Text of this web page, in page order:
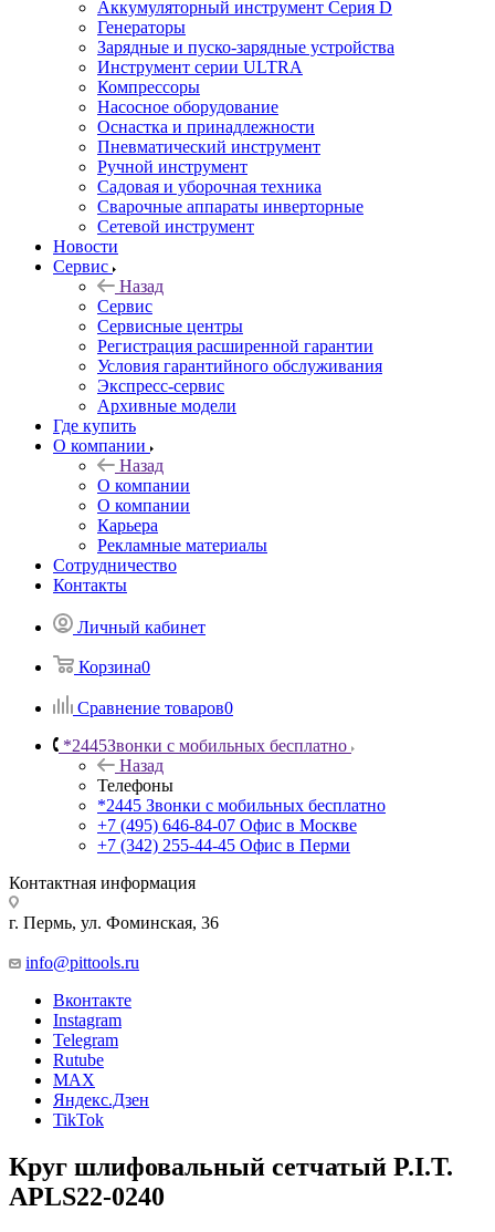
Аккумуляторный инструмент Серия D
Генераторы
Зарядные и пуско-зарядные устройства
Инструмент серии ULTRA
Компрессоры
Насосное оборудование
Оснастка и принадлежности
Пневматический инструмент
Ручной инструмент
Садовая и уборочная техника
Сварочные аппараты инверторные
Сетевой инструмент
Новости
Сервис
Назад
Сервис
Сервисные центры
Регистрация расширенной гарантии
Условия гарантийного обслуживания
Экспресс-сервис
Архивные модели
Где купить
О компании
Назад
О компании
О компании
Карьера
Рекламные материалы
Сотрудничество
Контакты
Личный кабинет
Корзина0
Сравнение товаров0
*2445Звонки с мобильных бесплатно
Назад
Телефоны
*2445 Звонки с мобильных бесплатно
+7 (495) 646-84-07 Офис в Москве
+7 (342) 255-44-45 Офис в Перми
Контактная информация
г. Пермь, ул. Фоминская, 36
info@pittools.ru
Вконтакте
Instagram
Telegram
Rutube
MAX
Яндекс.Дзен
TikTok
Круг шлифовальный сетчатый P.I.T.
APLS22-0240